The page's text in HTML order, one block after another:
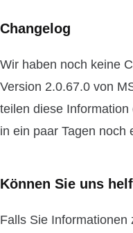
Changelog
Wir haben noch keine
Version 2.0.67.0 von
teilen diese
in ein paar Tagen noch
Können Sie uns
Falls Sie Informationen